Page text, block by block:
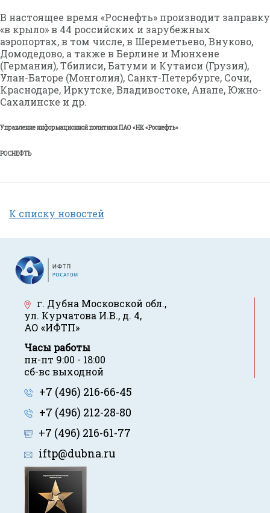
В настоящее время «Роснефть» производит заправку
«в крыло» в 44 российских и зарубежных
аэропортах, в том числе, в Шереметьево, Внуково,
Домодедово, а также в Берлине и Мюнхене
(Германия), Тбилиси, Батуми и Кутаиси (Грузия),
Улан-Баторе (Монголия), Санкт-Петербурге, Сочи,
Краснодаре, Иркутске, Владивостоке, Анапе, Южно-
Сахалинске и др.
Управление информационной политики ПАО «НК «Роснефть»
РОСНЕФТЬ
К списку новостей
г. Дубна Московской обл.,
ул. Курчатова И.В., д. 4,
АО «ИФТП»
Часы работы
пн-пт 9:00 - 18:00
сб-вс выходной
+7 (496) 216-66-45
+7 (496) 212-28-80
+7 (496) 216-61-77
iftp@dubna.ru